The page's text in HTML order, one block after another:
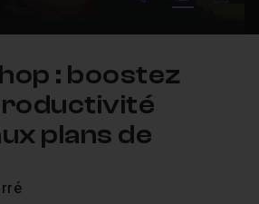
mute video
Subtitles
: boostez
plans de